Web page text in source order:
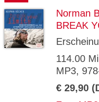
Norman
BREAK
114.00
MP3,
€ 29,90